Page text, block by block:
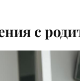
с